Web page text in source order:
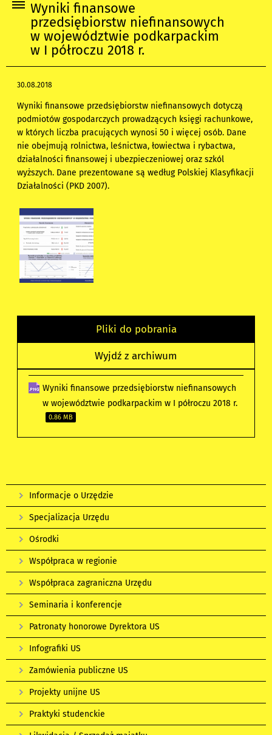
Wyniki finansowe
przedsiębiorstw niefinansowych
w województwie podkarpackim
w I półroczu 2018 r.
30.08.2018
Wyniki finansowe przedsiębiorstw niefinansowych dotyczą
podmiotów gospodarczych prowadzących księgi rachunkowe,
w których liczba pracujących wynosi 50 i więcej osób. Dane
nie obejmują rolnictwa, leśnictwa, łowiectwa i rybactwa,
działalności finansowej i ubezpieczeniowej oraz szkól
wyższych. Dane prezentowane są według Polskiej Klasyfikacji
Działalności (PKD 2007).
Pliki do pobrania
Wyjdź z archiwum
Wyniki finansowe przedsiębiorstw niefinansowych
w województwie podkarpackim w I półroczu 2018 r.
0.86 MB
Informacje o Urzędzie
Specjalizacja Urzędu
Ośrodki
Współpraca w regionie
Współpraca zagraniczna Urzędu
Seminaria i konferencje
Patronaty honorowe Dyrektora US
Infografiki US
Zamówienia publiczne US
Projekty unijne US
Praktyki studenckie